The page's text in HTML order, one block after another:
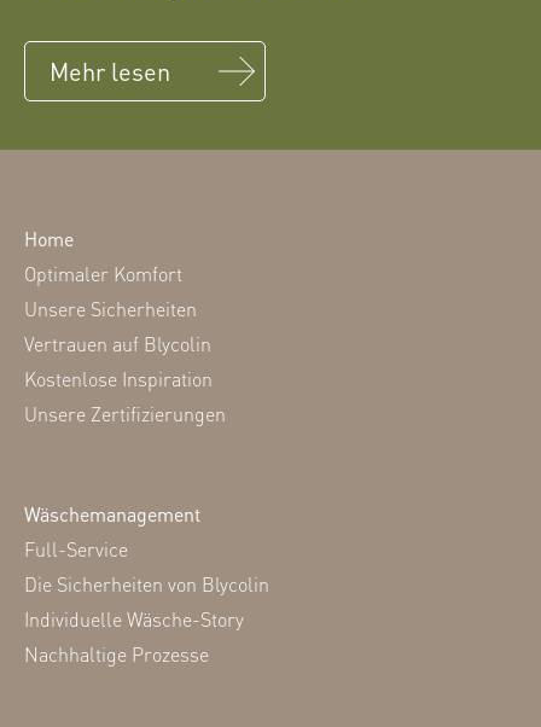
Mehr lesen
Home
Optimaler Komfort
Unsere Sicherheiten
Vertrauen auf Blycolin
Kostenlose Inspiration
Unsere Zertifizierungen
Wäschemanagement
Full-Service
Die Sicherheiten von Blycolin
Individuelle Wäsche-Story
Nachhaltige Prozesse